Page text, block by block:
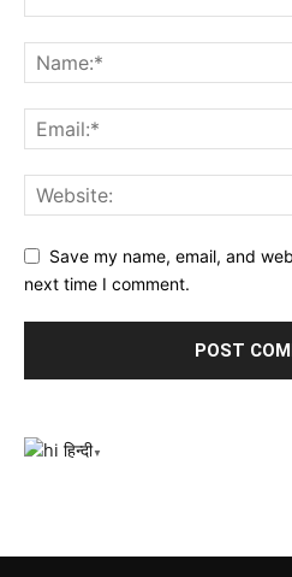
Save my name, email, and
next time I comment.
हिन्दी▼